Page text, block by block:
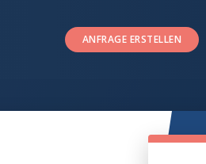
ANFRAGE ERSTELLEN